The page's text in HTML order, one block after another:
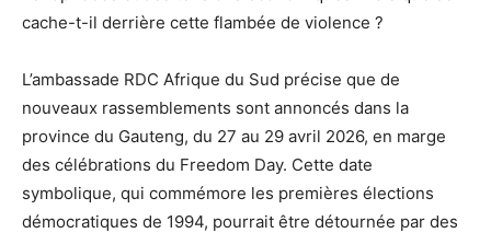
cache-t-il derrière cette flambée de violence ?
L’ambassade RDC Afrique du Sud précise que de
nouveaux rassemblements sont annoncés dans la
province du Gauteng, du 27 au 29 avril 2026, en marge
des célébrations du Freedom Day. Cette date
symbolique, qui commémore les premières élections
démocratiques de 1994, pourrait être détournée par des